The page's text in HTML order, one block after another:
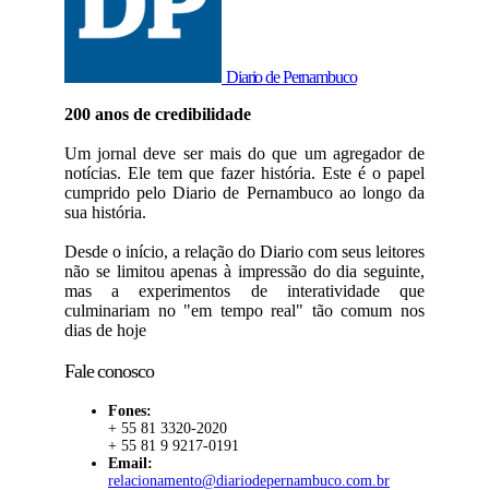
Diario de Pernambuco
200 anos de credibilidade
Um jornal deve ser mais do que um agregador de
notícias. Ele tem que fazer história. Este é o papel
cumprido pelo Diario de Pernambuco ao longo da
sua história.
Desde o início, a relação do Diario com seus leitores
não se limitou apenas à impressão do dia seguinte,
mas a experimentos de interatividade que
culminariam no "em tempo real" tão comum nos
dias de hoje
Fale conosco
Fones:
+ 55 81 3320-2020
+ 55 81 9 9217-0191
Email:
relacionamento@diariodepernambuco.com.br